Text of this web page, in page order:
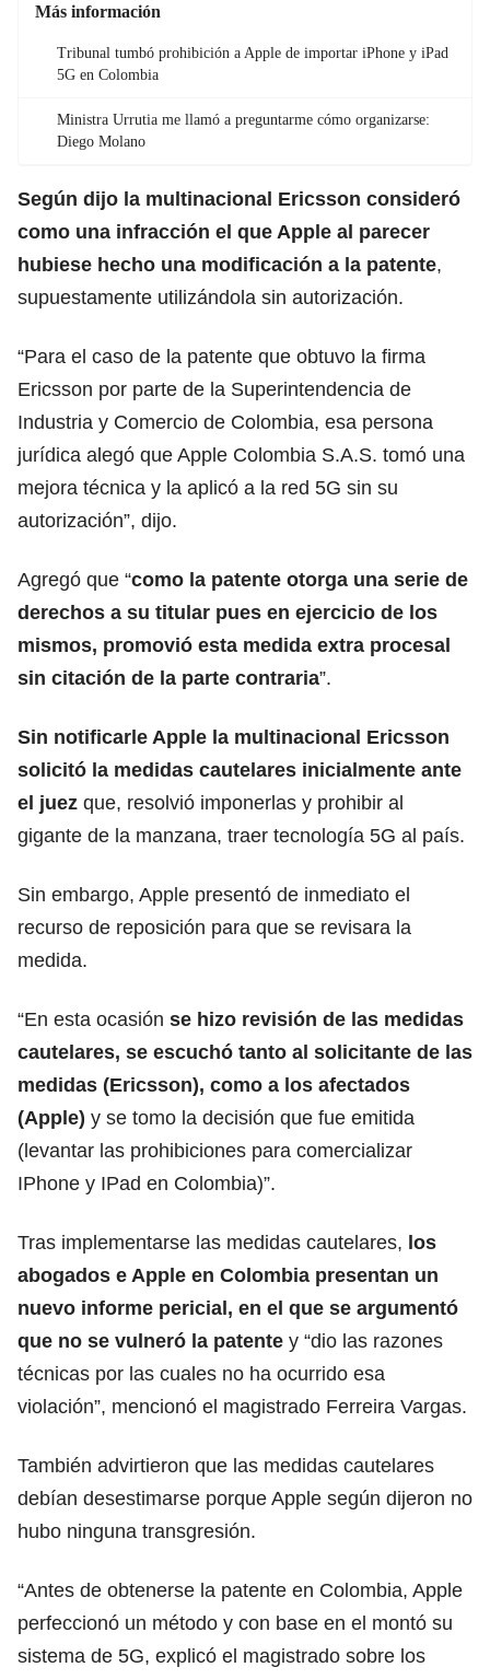
Más información
Tribunal tumbó prohibición a Apple de importar iPhone y iPad
5G en Colombia
Ministra Urrutia me llamó a preguntarme cómo organizarse:
Diego Molano
Según dijo la multinacional Ericsson consideró
como una infracción el que Apple al parecer
hubiese hecho una modificación a la patente,
supuestamente utilizándola sin autorización.
“Para el caso de la patente que obtuvo la firma
Ericsson por parte de la Superintendencia de
Industria y Comercio de Colombia, esa persona
jurídica alegó que Apple Colombia S.A.S. tomó una
mejora técnica y la aplicó a la red 5G sin su
autorización”, dijo.
Agregó que “como la patente otorga una serie de
derechos a su titular pues en ejercicio de los
mismos, promovió esta medida extra procesal
sin citación de la parte contraria”.
Sin notificarle Apple la multinacional Ericsson
solicitó la medidas cautelares inicialmente ante
el juez que, resolvió imponerlas y prohibir al
gigante de la manzana, traer tecnología 5G al país.
Sin embargo, Apple presentó de inmediato el
recurso de reposición para que se revisara la
medida.
“En esta ocasión se hizo revisión de las medidas
cautelares, se escuchó tanto al solicitante de las
medidas (Ericsson), como a los afectados
(Apple) y se tomo la decisión que fue emitida
(levantar las prohibiciones para comercializar
IPhone y IPad en Colombia)”.
Tras implementarse las medidas cautelares, los
abogados e Apple en Colombia presentan un
nuevo informe pericial, en el que se argumentó
que no se vulneró la patente y “dio las razones
técnicas por las cuales no ha ocurrido esa
violación”, mencionó el magistrado Ferreira Vargas.
También advirtieron que las medidas cautelares
debían desestimarse porque Apple según dijeron no
hubo ninguna transgresión.
“Antes de obtenerse la patente en Colombia, Apple
perfeccionó un método y con base en el montó su
sistema de 5G, explicó el magistrado sobre los